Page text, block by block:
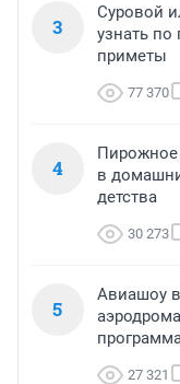
3
Суровой
узнать по
приметы
77 370
4
Пирожное
в
детства
30 273
5
Авиашоу
27 321